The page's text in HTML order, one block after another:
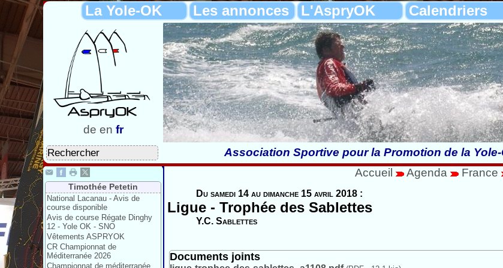
La Yole-OK Les annonces L'AspryOK Calendriers
de en fr
Association Sportive pour la Promotion de la
Timothée Petetin
National Lacanau - Avis de
course disponible
Avis de course Régate Dinghy
12 - Yole OK - SNO
Vêtements ASPRYOK
CR Championnat de
Méditerranée 2026
Championnat de méditerranée
Accueil Agenda France
Du samedi 14 au dimanche 15 avril 2018 :
Ligue - Trophée des Sablettes
Y.C. Sablettes
Documents joints